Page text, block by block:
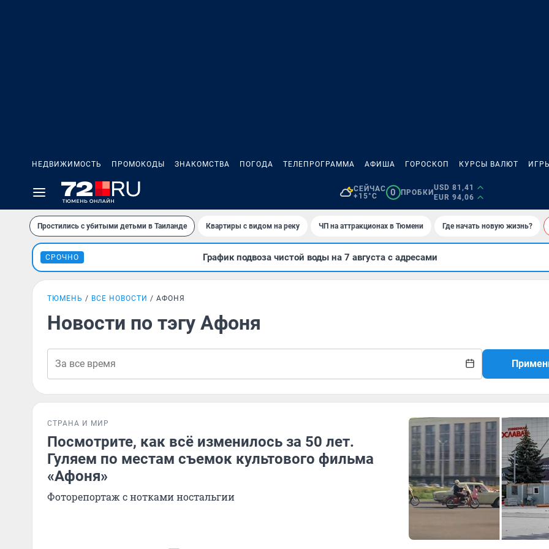
НЕДВИЖИМОСТЬ ПРОМОКОДЫ ЗНАКОМСТВА ПОГОДА ТЕЛЕПРОГРАММА АФИША ГОРОСКОП КУРСЫ ВАЛЮТ
СЕЙЧАС
+15°C
0 ПРОБКИ
USD 81,41
EUR 94,06
Простились с убитыми детьми в Таиланде Квартиры с видом на реку ЧП на аттракционах в Тюмени Где начать новую жизнь?
СРОЧНО График подвоза чистой воды на 7 августа с адресами
ТЮМЕНЬ ВСЕ НОВОСТИ АФОНЯ
Новости по тэгу Афоня
СТРАНА И МИР
Посмотрите, как всё изменилось за 50 лет.
Гуляем по местам съемок культового фильма
«Афоня»
Фоторепортаж с нотками ностальгии